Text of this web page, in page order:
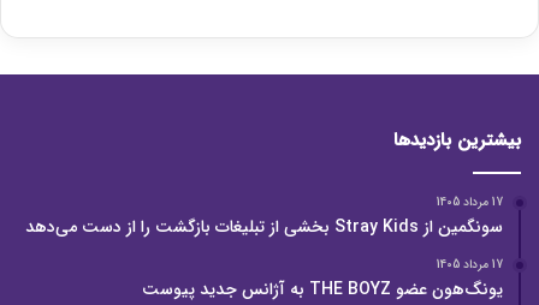
بیشترین بازدیدها
17 مرداد 1405
سونگمین از Stray Kids بخشی از تبلیغات بازگشت را از دست می‌دهد
17 مرداد 1405
یونگ‌هون عضو THE BOYZ به آژانس جدید پیوست